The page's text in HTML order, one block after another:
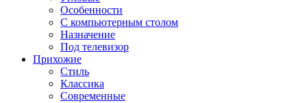
Особенности
С компьютерным столом
Назначение
Под телевизор
Прихожие
Стиль
Классика
Современные